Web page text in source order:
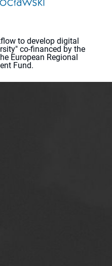
to develop digital
co-financed by the
European Regional
Fund.